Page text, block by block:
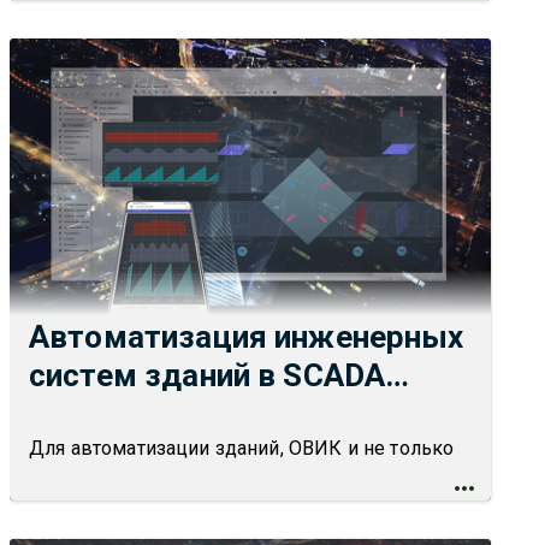
Автоматизация инженерных
систем зданий в SCADA
Для автоматизации зданий, ОВИК и не только